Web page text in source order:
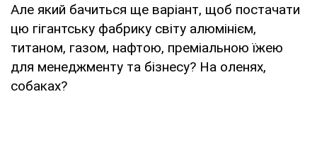
Але який бачиться ще варіант, щоб постачати
цю гігантську фабрику світу алюмінієм,
титаном, газом, нафтою, преміальною їжею
для менеджменту та бізнесу? На оленях,
собаках?